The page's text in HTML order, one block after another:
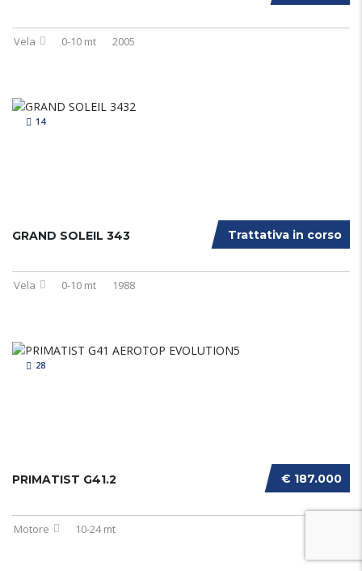
Vela 0-10 mt 2005
14
Trattativa in corso
GRAND SOLEIL 343
Vela 0-10 mt 1988
28
€ 187.000
PRIMATIST G41.2
Motore 10-24 mt